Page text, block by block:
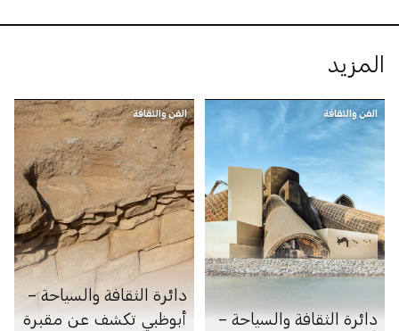
المزيد
الفن والثقافة
دائرة الثقافة والسياحة –
الفن والثقافة
دائرة الثقافة والسياحة –
أبوظبي تكشف عن مقبرة